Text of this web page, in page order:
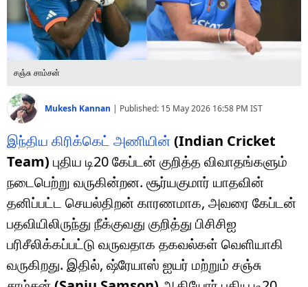
போட்டோ கேலரி
சஞ்சு சாம்சன்
Mukesh Kannan | Published: 15 May 2026 16:58 PM IST
இந்திய கிரிக்கெட் அணியின்(Indian Cricket
Team) புதிய டி20 கேப்டன் குறித்த விவாதங்களும்
நடைபெற்று வருகின்றன. சூர்யகுமார் யாதவின்
தனிப்பட்ட செயல்திறன் காரணமாக, அவரை கேப்டன்
பதவியிலிருந்து நீக்குவது குறித்து பிசிசிஐ
பரிசீலிக்கப்பட்டு வருவதாக தகவல்கள் வெளியாகி
வருகிறது. இதில், ஷ்ரேயாஸ் ஐயர் மற்றும் சஞ்சு